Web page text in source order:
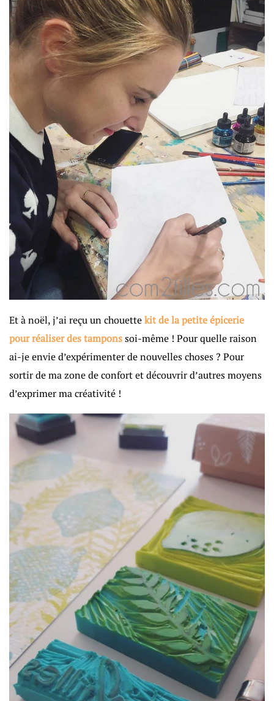
Et à noël, j’ai reçu un chouettekit de la petite épicerie
pour réaliser des tamponssoi-même ! Pour quelle raison
ai-je envie d’expérimenter de nouvelles choses ? Pour
sortir de ma zone de confort et découvrir d’autres moyens
d’exprimer ma créativité !